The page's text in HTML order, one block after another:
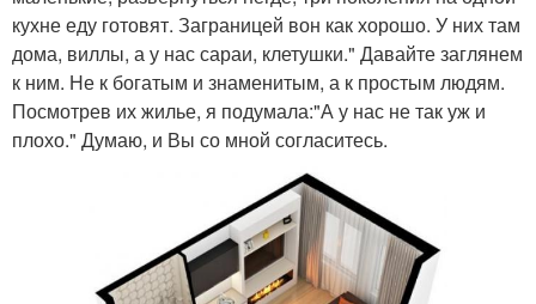
кухне еду готовят. Заграницей вон как хорошо. У них там
дома, виллы, а у нас сараи, клетушки." Давайте заглянем
к ним. Не к богатым и знаменитым, а к простым людям.
Посмотрев их жилье, я подумала:"А у нас не так уж и
плохо." Думаю, и Вы со мной согласитесь.